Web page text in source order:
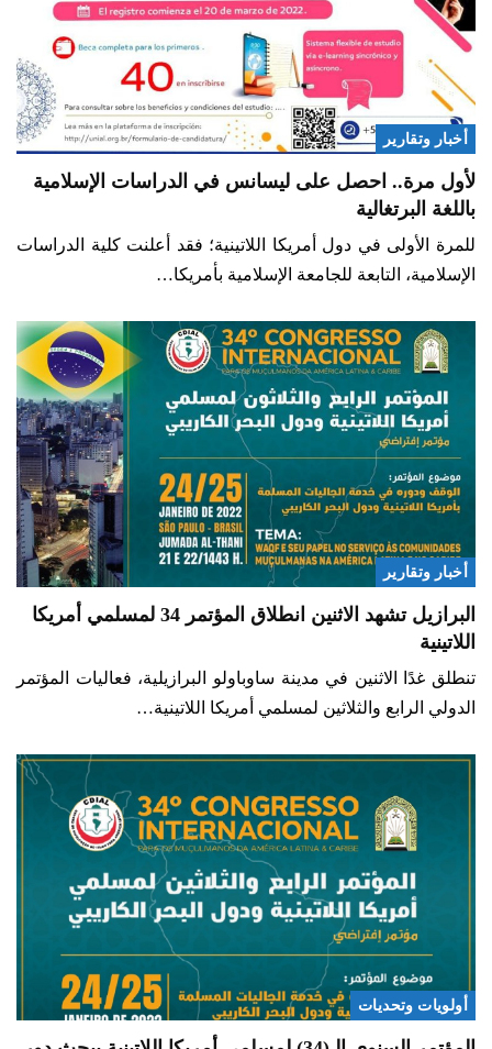
أخبار وتقارير
لأول مرة.. احصل على ليسانس في الدراسات الإسلامية
باللغة البرتغالية
للمرة الأولى في دول أمريكا اللاتينية؛ فقد أعلنت كلية الدراسات
الإسلامية، التابعة للجامعة الإسلامية بأمريكا…
أخبار وتقارير
البرازيل تشهد الاثنين انطلاق المؤتمر 34 لمسلمي أمريكا
اللاتينية
تنطلق غدًا الاثنين في مدينة ساوباولو البرازيلية، فعاليات المؤتمر
الدولي الرابع والثلاثين لمسلمي أمريكا اللاتينية…
أولويات وتحديات